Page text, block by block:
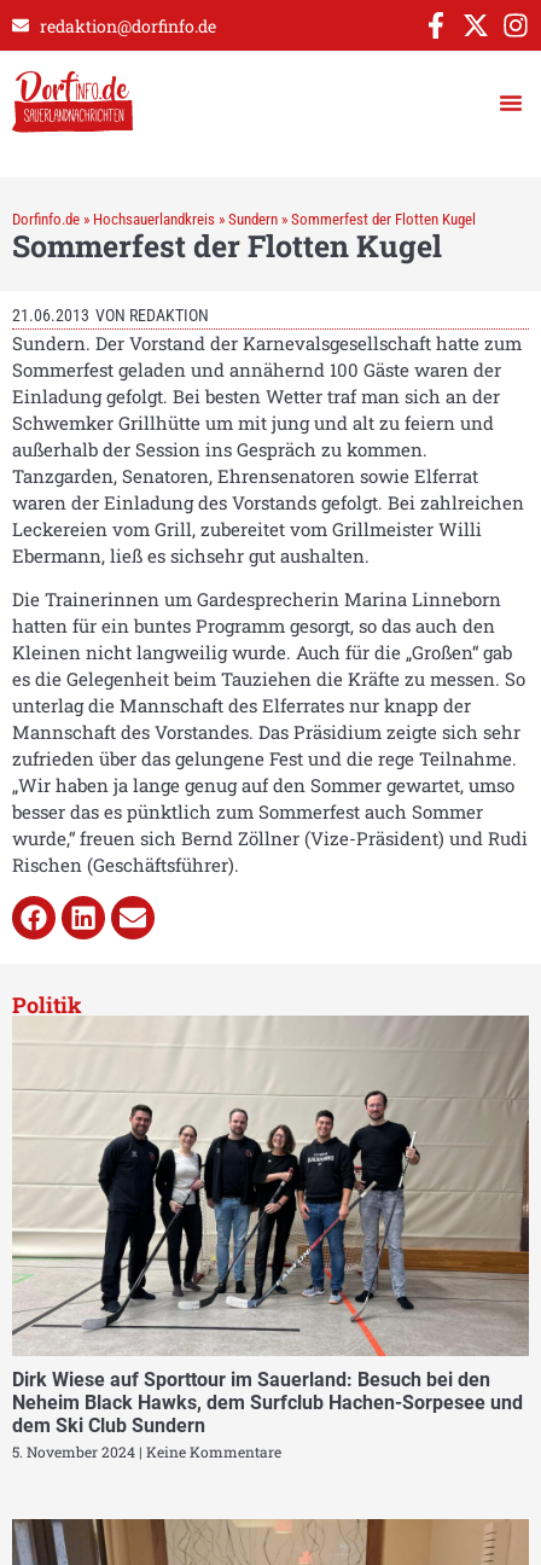
redaktion@dorfinfo.de
Dorfinfo.de » Hochsauerlandkreis » Sundern » Sommerfest der Flotten Kugel
Sommerfest der Flotten Kugel
21.06.2013 VON REDAKTION
Sundern. Der Vorstand der Karnevalsgesellschaft hatte zum
Sommerfest geladen und annähernd 100 Gäste waren der
Einladung gefolgt. Bei besten Wetter traf man sich an der
Schwemker Grillhütte um mit jung und alt zu feiern und
außerhalb der Session ins Gespräch zu kommen.
Tanzgarden, Senatoren, Ehrensenatoren sowie Elferrat
waren der Einladung des Vorstands gefolgt. Bei zahlreichen
Leckereien vom Grill, zubereitet vom Grillmeister Willi
Ebermann, ließ es sichsehr gut aushalten.
Die Trainerinnen um Gardesprecherin Marina Linneborn
hatten für ein buntes Programm gesorgt, so das auch den
Kleinen nicht langweilig wurde. Auch für die „Großen“ gab
es die Gelegenheit beim Tauziehen die Kräfte zu messen. So
unterlag die Mannschaft des Elferrates nur knapp der
Mannschaft des Vorstandes. Das Präsidium zeigte sich sehr
zufrieden über das gelungene Fest und die rege Teilnahme.
„Wir haben ja lange genug auf den Sommer gewartet, umso
besser das es pünktlich zum Sommerfest auch Sommer
wurde,“ freuen sich Bernd Zöllner (Vize-Präsident) und Rudi
Rischen (Geschäftsführer).
Politik
Dirk Wiese auf Sporttour im Sauerland: Besuch bei den
Neheim Black Hawks, dem Surfclub Hachen-Sorpesee und
dem Ski Club Sundern
5. November 2024 Keine Kommentare